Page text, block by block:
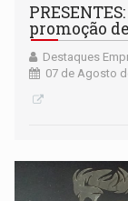
promoção
Destaques
07 de Agosto